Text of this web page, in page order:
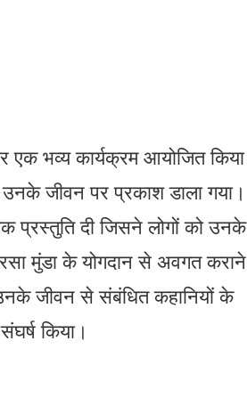
एक भव्य कार्यक्रम आयोजित किया
उनके जीवन पर प्रकाश डाला गया।
प्रस्तुति दी जिसने लोगों को उनके
मुंडा के योगदान से अवगत कराने
जीवन से संबंधित कहानियों के
किया।